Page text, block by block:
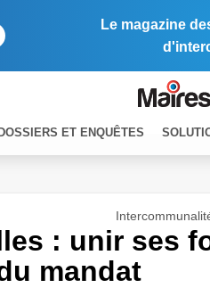
Le magazine
DOSSIERS ET ENQUÊTES
: unir ses
mandat